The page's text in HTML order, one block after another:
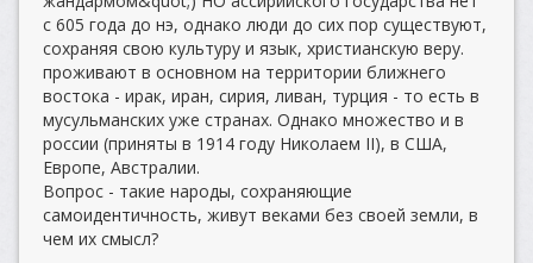
с 605 года до нэ, однако люди до сих пор существуют,
сохраняя свою культуру и язык, христианскую веру.
проживают в основном на территории ближнего
востока - ирак, иран, сирия, ливан, турция - то есть в
мусульманских уже странах. Однако множество и в
россии (приняты в 1914 году Николаем II), в США,
Европе, Австралии.
Вопрос - такие народы, сохраняющие
самоидентичность, живут веками без своей земли, в
чем их смысл?